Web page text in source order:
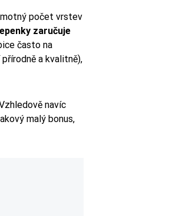
počet vrstev
zaručuje
často na
a kvalitně),
navíc
malý bonus,